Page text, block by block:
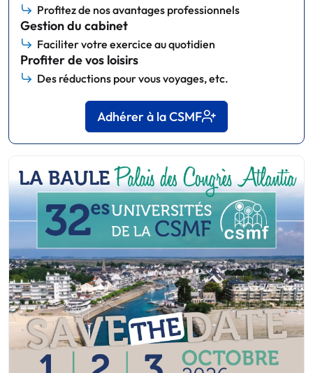
Profitez de nos avantages professionnels
Gestion du cabinet
Faciliter votre exercice au quotidien
Profiter de vos loisirs
Des réductions pour vous voyages, etc.
Adhérer à la CSMF